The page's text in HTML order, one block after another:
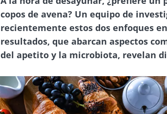
copos de avena? Un equipo de
recientemente estos dos enfoques
resultados, que abarcan aspectos
del apetito y la microbiota, revelan